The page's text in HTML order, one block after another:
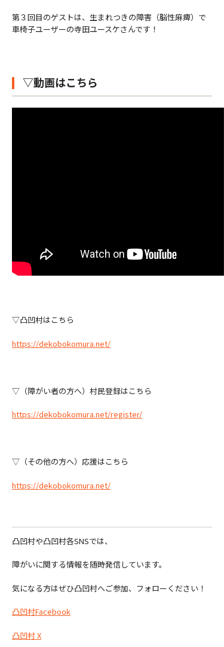
第３回目のゲストは、生まれつきの障害（脳性麻痺）で
車椅子ユーザーの寺田ユースケさんです！
▽動画はこちら
▽凸凹村はこちら
https://dekobokomura.net/
▽（障がい者の方へ）村民登録はこちら
https://dekobokomura.net/register/
▽（その他の方へ）応援はこちら
https://dekobokomura.net/
凸凹村や凸凹村各SNSでは、
障がいに関する情報を随時発信しています。
気になる方はぜひ凸凹村へご参加、フォローください！
凸凹村Facebook
凸凹村 X